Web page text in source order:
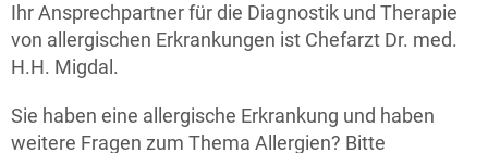
Ihr Ansprechpartner für die Diagnostik und Therapie
von allergischen Erkrankungen ist Chefarzt Dr. med.
H.H. Migdal.
Sie haben eine allergische Erkrankung und haben
weitere Fragen zum Thema Allergien? Bitte